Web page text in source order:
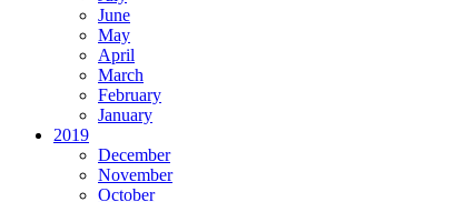
June
May
April
March
February
January
2019
December
November
October